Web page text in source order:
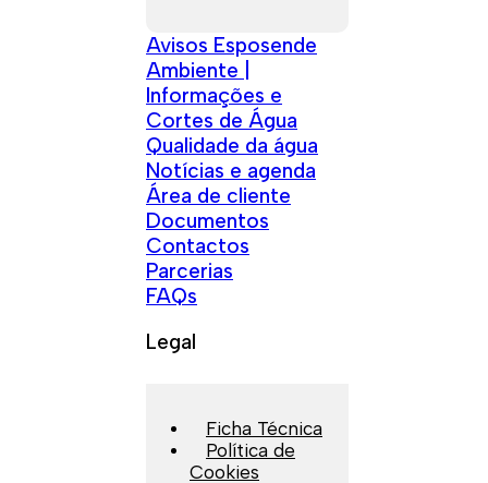
Avisos Esposende
Ambiente |
Informações e
Cortes de Água
Qualidade da água
Notícias e agenda
Área de cliente
Documentos
Contactos
Parcerias
FAQs
Legal
Ficha Técnica
Política de
Cookies